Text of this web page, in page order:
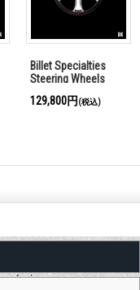
Billet Specialties
Steering Wheels
129,800円 (税込)